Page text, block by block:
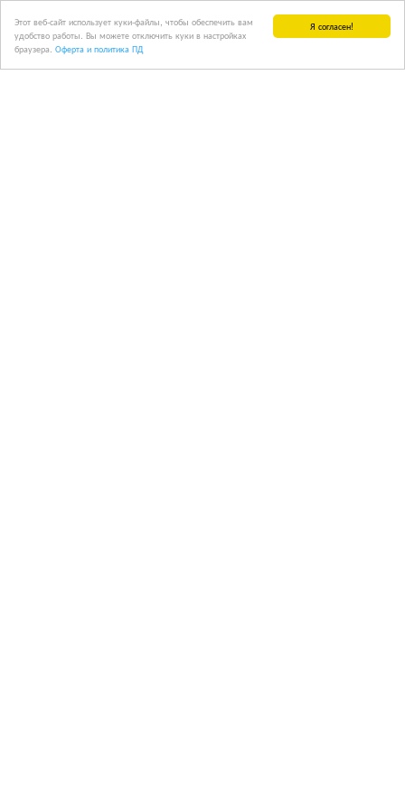
Я согласен!
Этот веб-сайт использует куки-файлы, чтобы обеспечить вам
удобство работы. Вы можете отключить куки в настройках
браузера. Оферта и политика ПД